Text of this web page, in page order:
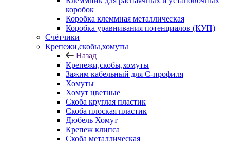
коробок
Коробка клеммная металлическая
Коробка уравнивания потенциалов (КУП)
Счётчики
Крепежи,скобы,хомуты
Назад
Крепежи,скобы,хомуты
Зажим кабельный для С-профиля
Хомуты
Хомут цветные
Скоба круглая пластик
Скоба плоская пластик
Дюбель Хомут
Крепеж клипса
Скоба металлическая